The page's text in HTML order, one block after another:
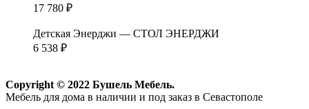
17 780 ₽
Детская Энерджи — СТОЛ ЭНЕРДЖИ
6 538 ₽
Copyright © 2022 Бушель Мебель.
Мебель для дома в наличии и под заказ в Севастополе